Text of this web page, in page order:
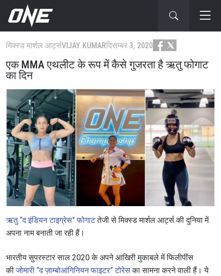
मिक्स्ड मार्शल आर्ट्सVIJAY KUMARदिसम्बर 3, 2020
एक MMA एथलीट के रूप में कैसे गुजरता है ऋतु फोगाट
का दिन
ऋतु “द इंडियन टाइग्रेस” फोगाटतेजी से मिक्स्ड मार्शल आर्ट्स की दुनिया में
अपना नाम बनाती जा रही हैं।
भारतीय सुपरस्टार साल 2020 के अपने आखिरी मुकाबले में फिलीपींस
कीजोमारी “द ज़ाम्बोआंगिनियन फाइटर” टोरेसका सामना करने वाली हैं। ये